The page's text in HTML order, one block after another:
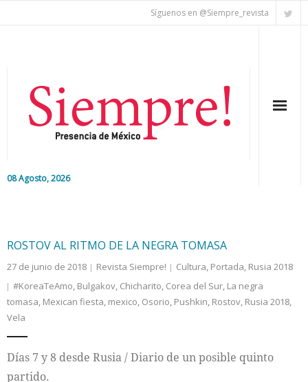
Síguenos en @Siempre_revista
08 Agosto, 2026
Nacional
Colaboradores
Cultura
ROSTOV AL RITMO DE LA NEGRA TOMASA
27 de junio de 2018 Revista Siempre! Cultura, Portada, Rusia 2018
#KoreaTeAmo, Bulgakov, Chicharito, Corea del Sur, La negra
tomasa, Mexican fiesta, mexico, Osorio, Pushkin, Rostov, Rusia 2018,
Vela
Días 7 y 8 desde Rusia / Diario de un posible quinto
partido.